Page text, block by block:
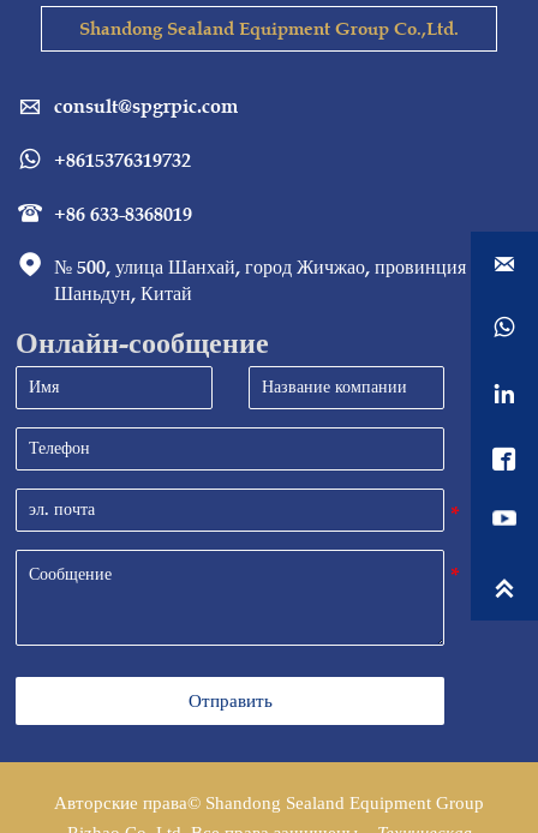
Shandong Sealand Equipment Group Co.,Ltd.
 consult@spgrpic.com
 +8615376319732
 +86 633-8368019
 № 500, улица Шанхай, город Жичжао, провинция
Шаньдун, Китай
Онлайн-сообщение
Отправить
Авторские права© Shandong Sealand Equipment Group




